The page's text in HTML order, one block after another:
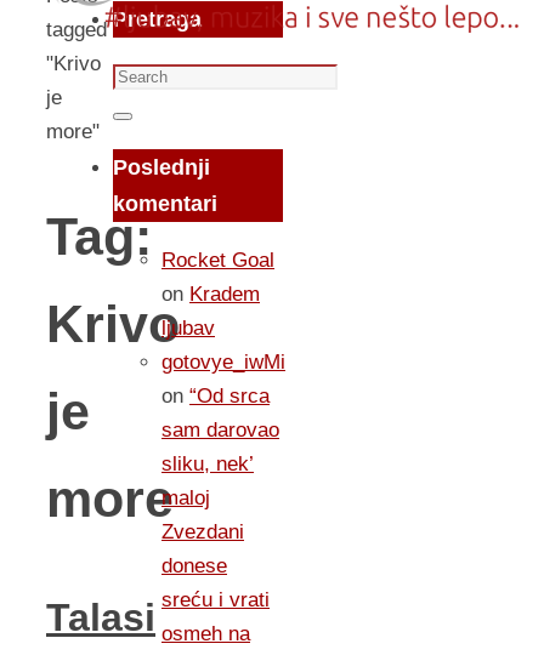
tagged
"Krivo
je
more"
Tag:
Krivo
je
more
Talasi
Pretraga
Search
for:
Search
Poslednji
komentari
Rocket Goal
on Kradem
ljubav
gotovye_iwMi
on “Od srca
sam darovao
sliku, nek’
maloj
Zvezdani
donese
sreću i vrati
osmeh na